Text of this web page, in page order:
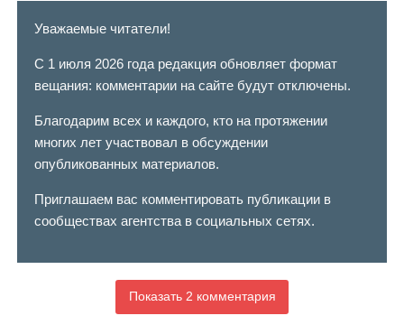
Уважаемые читатели!
С 1 июля 2026 года редакция обновляет формат
вещания: комментарии на сайте будут отключены.
Благодарим всех и каждого, кто на протяжении
многих лет участвовал в обсуждении
опубликованных материалов.
Приглашаем вас комментировать публикации в
сообществах агентства в социальных сетях.
Показать 2 комментария